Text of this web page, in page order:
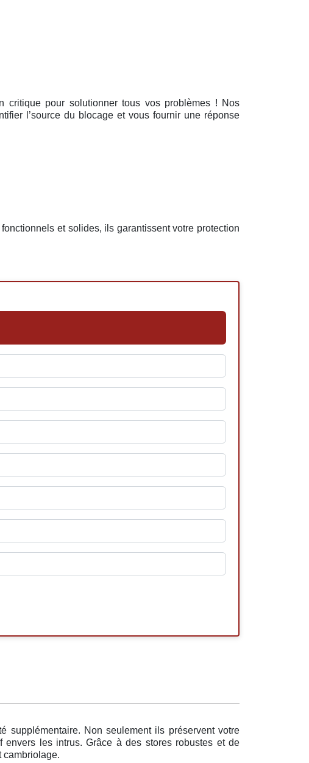
critique pour solutionner tous vos problèmes ! Nos
l’source du blocage et vous fournir une réponse
et solides, ils garantissent votre protection
supplémentaire. Non seulement ils préservent votre
les intrus. Grâce à des stores robustes et de
cambriolage.